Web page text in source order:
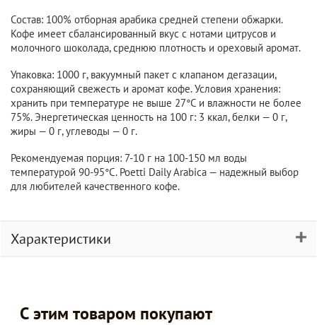
Состав: 100% отборная арабика средней степени обжарки.
Кофе имеет сбалансированный вкус с нотами цитрусов и
молочного шоколада, среднюю плотность и ореховый аромат.
Упаковка: 1000 г, вакуумный пакет с клапаном дегазации,
сохраняющий свежесть и аромат кофе. Условия хранения:
хранить при температуре не выше 27°C и влажности не более
75%. Энергетическая ценность на 100 г: 3 ккал, белки — 0 г,
жиры — 0 г, углеводы — 0 г.
Рекомендуемая порция: 7-10 г на 100-150 мл воды
температурой 90-95°C. Poetti Daily Arabica — надежный выбор
для любителей качественного кофе.
Характеристики
С этим товаром покупают